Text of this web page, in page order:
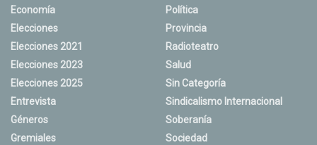
Economía
Elecciones
Elecciones 2021
Elecciones 2023
Elecciones 2025
Entrevista
Géneros
Gremiales
Política
Provincia
Radioteatro
Salud
Sin Categoría
Sindicalismo Internacional
Soberanía
Sociedad